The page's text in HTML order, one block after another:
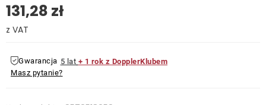
131,28 zł
Gwarancja 5 lat + 1 rok z DopplerKlubem
Masz pytanie?